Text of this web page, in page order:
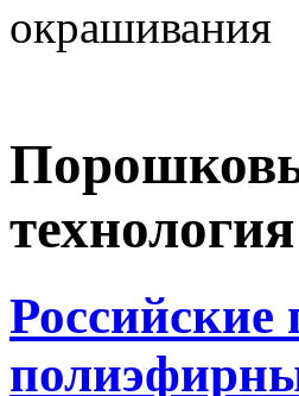
окрашивания
Российские